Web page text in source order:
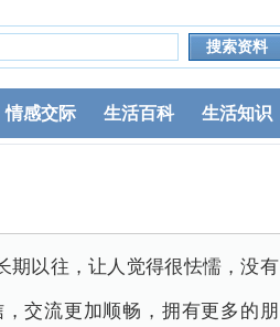
情感交际 生活百科 生活知识
期以往，让人觉得很怯懦，没有
交流更加顺畅，拥有更多的朋